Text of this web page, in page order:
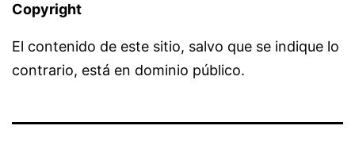
Copyright
El contenido de este sitio, salvo que se indique lo
contrario, está en dominio público.